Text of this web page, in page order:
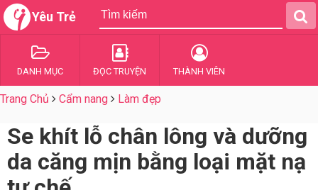
Yêu Trẻ
DANH MỤC ĐỌC TRUYỆN THÀNH VIÊN
Trang Chủ Cẩm nang Làm đẹp
Se khít lỗ chân lông và dưỡng
da căng mịn bằng loại mặt nạ